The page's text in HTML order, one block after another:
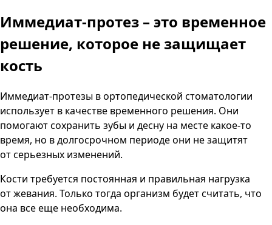
Иммедиат-протез – это временное
решение, которое не защищает
кость
Иммедиат-протезы в ортопедической стоматологии
использует в качестве временного решения. Они
помогают сохранить зубы и десну на месте какое-то
время, но в долгосрочном периоде они не защитят
от серьезных изменений.
Кости требуется постоянная и правильная нагрузка
от жевания. Только тогда организм будет считать, что
она все еще необходима.